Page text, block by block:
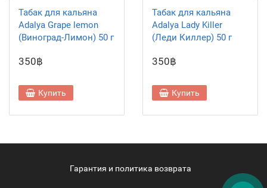
Табак для кальяна
Adalya Grape lemon
(Виноград-Лимон) 50 г
350฿
Купить
Табак для кальяна
Adalya Lady Killer
(Леди Киллер) 50 г
350฿
Купить
Гарантия и политика возврата